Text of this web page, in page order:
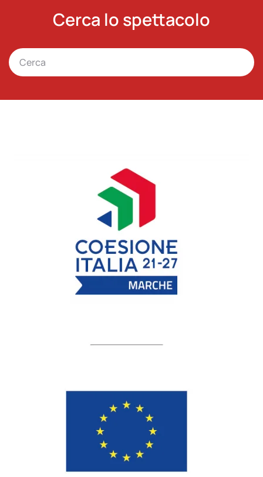
Cerca lo spettacolo